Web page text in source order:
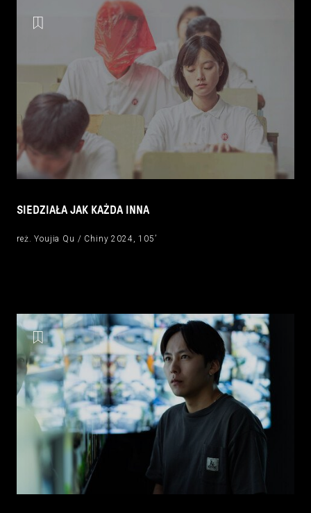
SIEDZIAŁA JAK KAŻDA INNA
reż. Youjia Qu / Chiny 2024, 105’